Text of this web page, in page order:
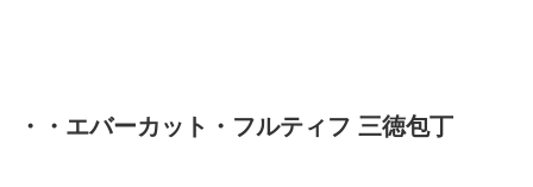
・・エバーカット・フルティフ 三徳包丁